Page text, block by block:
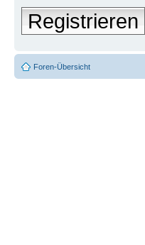
Registrieren
Foren-Übersicht